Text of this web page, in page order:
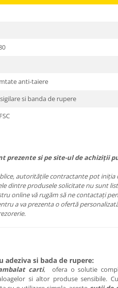
anti-taiere
si banda de rupere
prezente si pe site-ul de achiziții
autoritățile contractante pot iniția
dintre produsele solicitate nu sunt
online vă rugăm să ne contactați
a va prezenta o ofertă
adeziva si bada de rupere:
carti, ofera o solutie
si altor produse sensibile.